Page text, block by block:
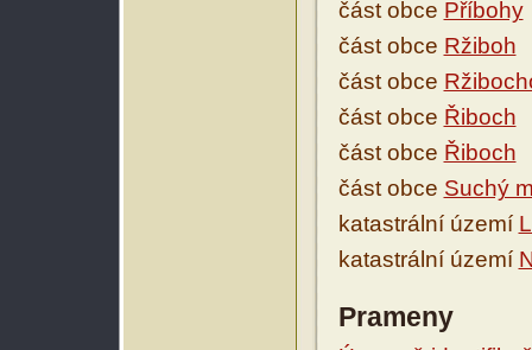
část obce Příbohy
část obce Ržiboh
část obce
část obce Řiboch
část obce Řiboch
část obce Suchý
katastrální území
katastrální území
Prameny